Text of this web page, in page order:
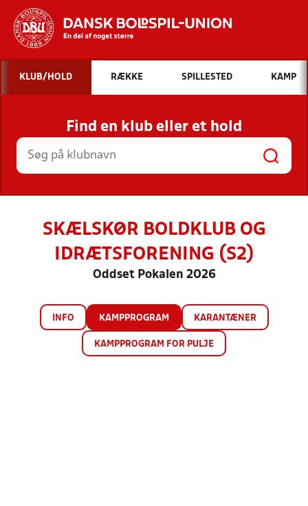
Hvad vil du søge efter?
INDHOLD OG NYHEDER
STILLINGER, RESULTATER, KLUBBER OG
HOLD
KLUB/HOLD RÆKKE SPILLESTED KAMP
Find en klub eller et hold
SKÆLSKØR BOLDKLUB OG
IDRÆTSFORENING (S2)
Oddset Pokalen 2026
INFO KAMPPROGRAM KARANTÆNER
KAMPPROGRAM FOR PULJE